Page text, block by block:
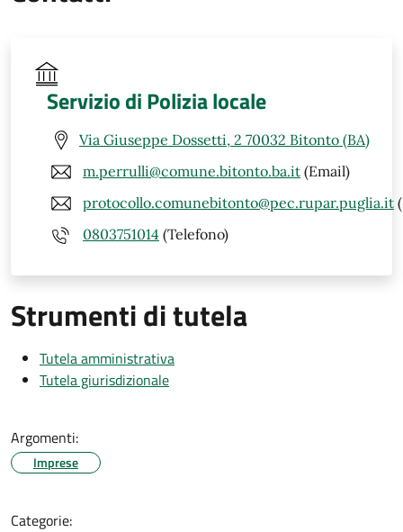
Servizio di Polizia locale
Via Giuseppe Dossetti, 2 70032 Bitonto (BA)
m.perrulli@comune.bitonto.ba.it (Email)
protocollo.comunebitonto@pec.rupar.puglia.it
0803751014 (Telefono)
Strumenti di tutela
Tutela amministrativa
Tutela giurisdizionale
Argomenti:
Imprese
Categorie: